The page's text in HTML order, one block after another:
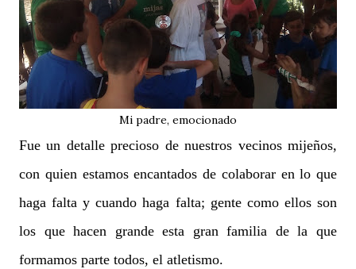
Mi padre, emocionado
Fue un detalle precioso de nuestros vecinos mijeños,
con quien estamos encantados de colaborar en lo que
haga falta y cuando haga falta; gente como ellos son
los que hacen grande esta gran familia de la que
formamos parte todos, el atletismo.